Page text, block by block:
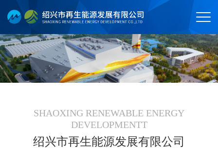
SHAOXING RENEWABLE ENERGY
DEVELOPMENTT
绍兴市再生能源发展有限公司